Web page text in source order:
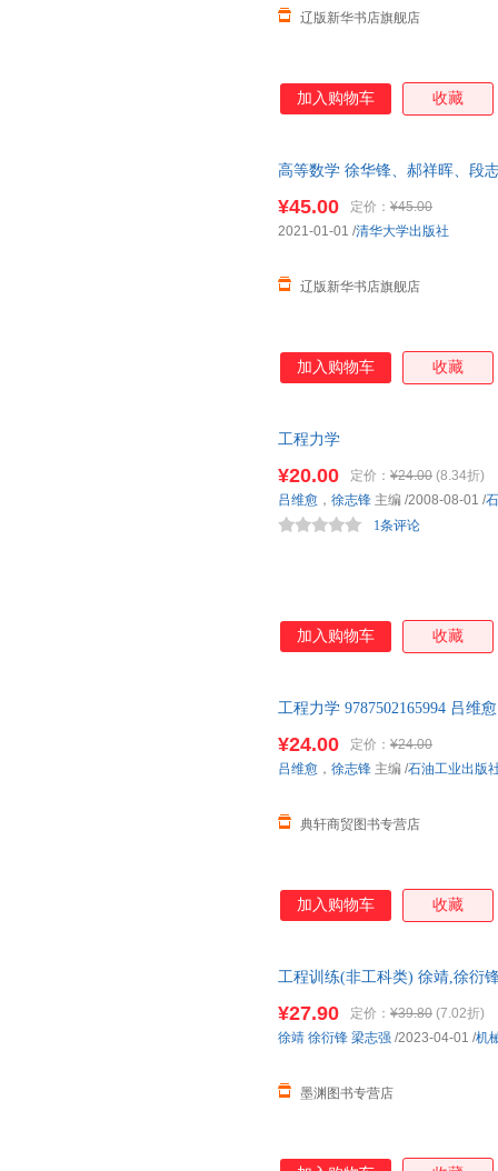
辽版新华书店旗舰店
加入购物车 收藏
高等数学 徐华锋、郝祥晖、段
¥45.00 定价： ¥45.00
辽版新华书店旗舰店
2021-01-01 /清华大学出版社
加入购物车 收藏
工程力学
¥20.00 定价： ¥24.00 (8.34折)
1条评论
吕维愈 ， 徐志锋 主编 /2008-08-01 /
加入购物车 收藏
工程力学 9787502165994 吕维
¥24.00 定价： ¥24.00
典轩商贸图书专营店
吕维愈 ， 徐志锋 主编 /石油工业出版
加入购物车 收藏
工程训练(非工科类) 徐靖,徐衍
¥27.90 定价： ¥39.80 (7.02折)
墨渊图书专营店
徐靖 徐衍锋 梁志强 /2023-04-01 /机